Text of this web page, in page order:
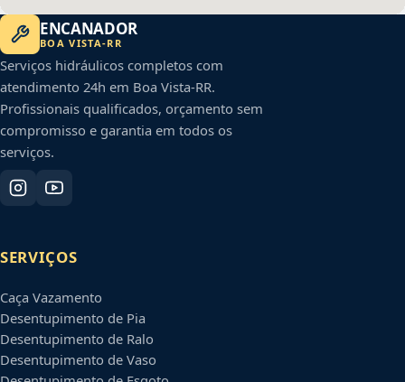
ENCANADOR
BOA VISTA-RR
Serviços hidráulicos completos com
atendimento 24h em Boa Vista-RR.
Profissionais qualificados, orçamento sem
compromisso e garantia em todos os
serviços.
SERVIÇOS
Caça Vazamento
Desentupimento de Pia
Desentupimento de Ralo
Desentupimento de Vaso